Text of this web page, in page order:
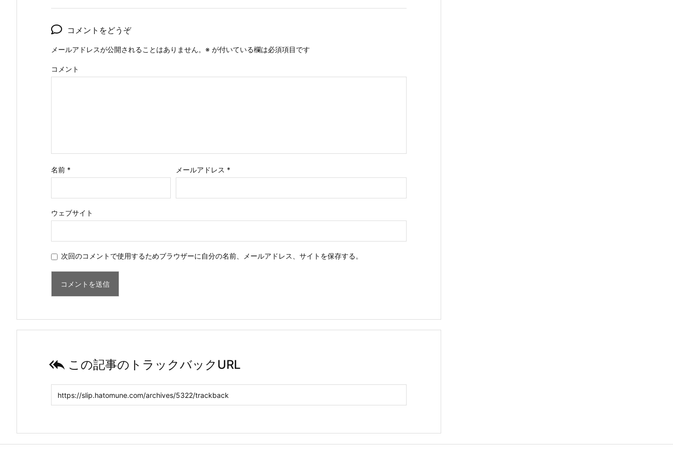
コメントをどうぞ
メールアドレスが公開されることはありません。 ※ が付いている欄は必須項目です
コメント
名前 * メールアドレス *
ウェブサイト
次回のコメントで使用するためブラウザーに自分の名前、メールアドレス、サイトを保存する。
 この記事のトラックバックURL